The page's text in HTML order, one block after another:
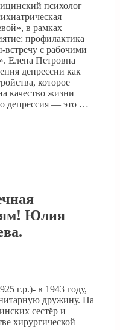
психолог
в рамках
профилактика
встречу с рабочими
Елена Петровна
депрессии как
которое
качество жизни
депрессия — это …
Юлия
г.р.)- в 1943 году,
дружину. На
сестёр и
хирургической